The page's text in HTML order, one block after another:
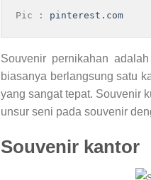
Pic : pinterest.com
Souvenir pernikahan
biasanya berlangsung satu
yang sangat tepat. Souvenir
unsur seni pada souvenir
Souvenir kantor